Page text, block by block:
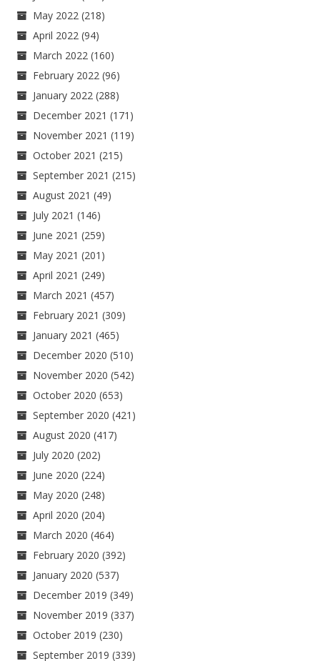
May 2022 (218)
April 2022 (94)
March 2022 (160)
February 2022 (96)
January 2022 (288)
December 2021 (171)
November 2021 (119)
October 2021 (215)
September 2021 (215)
August 2021 (49)
July 2021 (146)
June 2021 (259)
May 2021 (201)
April 2021 (249)
March 2021 (457)
February 2021 (309)
January 2021 (465)
December 2020 (510)
November 2020 (542)
October 2020 (653)
September 2020 (421)
August 2020 (417)
July 2020 (202)
June 2020 (224)
May 2020 (248)
April 2020 (204)
March 2020 (464)
February 2020 (392)
January 2020 (537)
December 2019 (349)
November 2019 (337)
October 2019 (230)
September 2019 (339)